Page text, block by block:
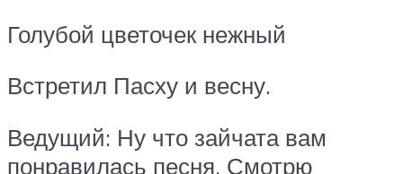
Голубой цветочек нежный
Встретил Пасху и весну.
Ведущий: Ну что зайчата вам
понравилась песня. Смотрю